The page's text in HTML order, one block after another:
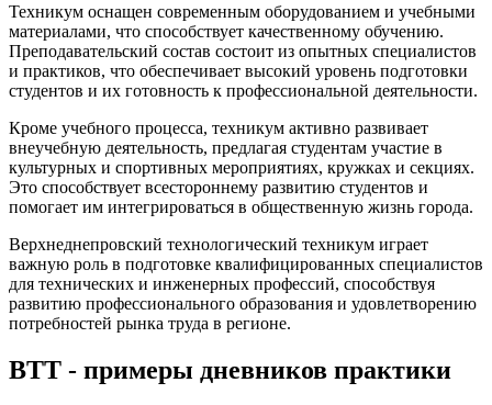
Техникум оснащен современным оборудованием и учебными
материалами, что способствует качественному обучению.
Преподавательский состав состоит из опытных специалистов
и практиков, что обеспечивает высокий уровень подготовки
студентов и их готовность к профессиональной деятельности.
Кроме учебного процесса, техникум активно развивает
внеучебную деятельность, предлагая студентам участие в
культурных и спортивных мероприятиях, кружках и секциях.
Это способствует всестороннему развитию студентов и
помогает им интегрироваться в общественную жизнь города.
Верхнеднепровский технологический техникум играет
важную роль в подготовке квалифицированных специалистов
для технических и инженерных профессий, способствуя
развитию профессионального образования и удовлетворению
потребностей рынка труда в регионе.
ВТТ - примеры дневников практики